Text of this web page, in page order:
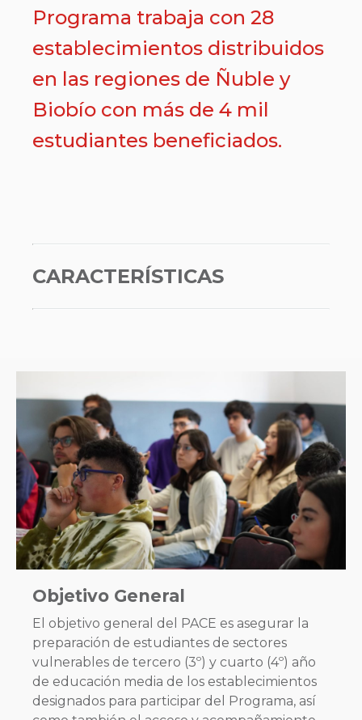
Programa trabaja con 28
establecimientos distribuidos
en las regiones de Ñuble y
Biobío con más de 4 mil
estudiantes beneficiados.
CARACTERÍSTICAS
Objetivo General
El objetivo general del PACE es asegurar la
preparación de estudiantes de sectores
vulnerables de tercero (3º) y cuarto (4º) año
de educación media de los establecimientos
designados para participar del Programa, así